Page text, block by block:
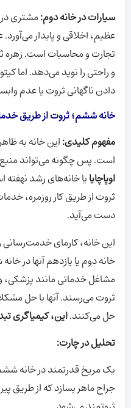
سیارات در خانه دوم:مشتری در
عظیم، اخلاقی و پایدار
تجارت و محاسبات است. زهره
و راحتی را نوید می‌دهد. اما
دادن ناگهانی ثروت یا عدم
خانه ششم؛ ثروت از طریق
مفهوم کلیدی:این خانه به
است. پس چگونه می‌تواند
اوپاچایایا خانه‌های رشد
ثروت از طریق کار روزمره،
دست می‌آید.
این خانه، کارمای
خانه دوم یا یازدهم آنها در
مشاغل خدماتی مانند پزشکی،
ثروت می‌رسند. آنها با حل
حل می‌کنند.این، کیمیاگری
تحلیل در چارت:
یک مریخ قدرتمند در خانه
جراح ماهر بسازد که از طریق